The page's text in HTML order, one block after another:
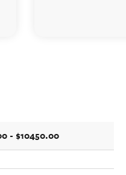
- $10450.00